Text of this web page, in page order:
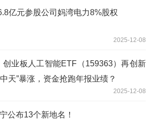
亿元参股公司妈湾电力8%股权
2025-12-08
创业板人工智能ETF（159363）再创新
天”暴涨，资金抢跑年报业绩？
2025-12-08
公布13个新地名！